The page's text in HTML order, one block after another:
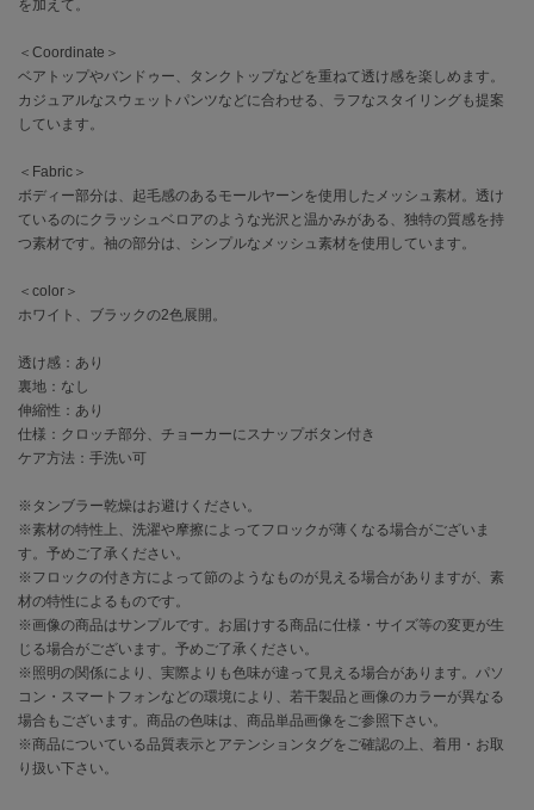
コール ハーン
CONVERSE
コンバース
DANSKIN
ダンスキン
エイミー イストワール
エミ
emmi atelier
エミ アトリエ
エミヨガ
ETRÉ TOKYO
エトレトウキョウ
ey
アイ
FILA
フィラ
を加えて。
＜Coordinate＞
ベアトップやバンドゥー、タンクトップなどを重ねて透け感を楽しめます。
カジュアルなスウェットパンツなどに合わせる、ラフなスタイリングも提案
しています。
＜Fabric＞
ボディー部分は、起毛感のあるモールヤーンを使用したメッシュ素材。透け
ているのにクラッシュベロアのような光沢と温かみがある、独特の質感を持
つ素材です。袖の部分は、シンプルなメッシュ素材を使用しています。
＜color＞
ホワイト、ブラックの2色展開。
透け感：あり
裏地：なし
伸縮性：あり
仕様：クロッチ部分、チョーカーにスナップボタン付き
ケア方法：手洗い可
※タンブラー乾燥はお避けください。
※素材の特性上、洗濯や摩擦によってフロックが薄くなる場合がございま
す。予めご了承ください。
※フロックの付き方によって節のようなものが見える場合がありますが、素
材の特性によるものです。
※画像の商品はサンプルです。お届けする商品に仕様・サイズ等の変更が生
じる場合がございます。予めご了承ください。
※照明の関係により、実際よりも色味が違って見える場合があります。パソ
コン・スマートフォンなどの環境により、若干製品と画像のカラーが異なる
場合もございます。商品の色味は、商品単品画像をご参照下さい。
※商品についている品質表示とアテンションタグをご確認の上、着用・お取
り扱い下さい。